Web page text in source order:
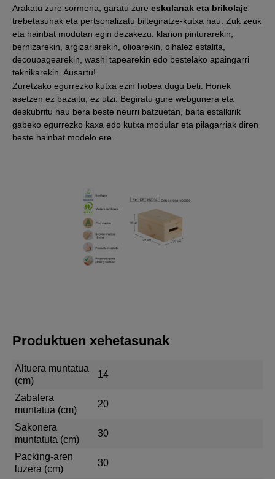
Arakatu zure sormena, garatu zure eskulanak eta brikolaje
trebetasunak eta pertsonalizatu biltegiratze-kutxa hau. Zuk zeuk
eta hainbat modutan egin dezakezu: klarion pinturarekin,
bernizarekin, argizariarekin, olioarekin, oihalez estalita,
decoupagearekin, washi tapearekin edo bestelako apaingarri
teknikarekin. Ausartu!
Zuretzako egurrezko kutxa ezin hobea dugu beti. Honek
asetzen ez bazaitu, ez utzi. Begiratu gure webgunera eta
deskubritu hau bera beste neurri batzuetan, baita estalkirik
gabeko egurrezko kaxa edo kutxa modular eta pilagarriak diren
beste hainbat modelo ere.
Produktuen xehetasunak
Altuera muntatua
(cm)
14
Zabalera
muntatua (cm)
20
Sakonera
muntatuta (cm)
30
Packing-aren
luzera (cm)
30